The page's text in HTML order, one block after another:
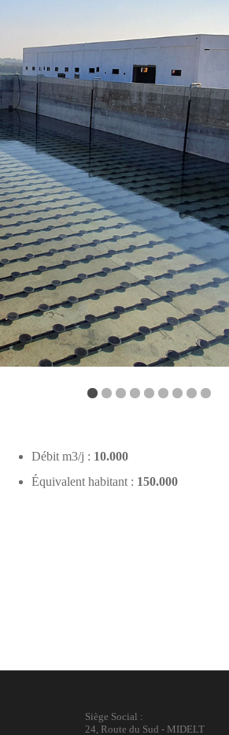
Débit m3/j : 10.000
Équivalent habitant : 150.000
Siège Social :
24, Route du Sud - MIDELT